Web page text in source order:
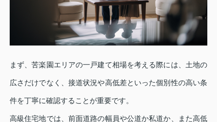
まず、苦楽園エリアの一戸建て相場を考える際には、土地の
広さだけでなく、接道状況や高低差といった個別性の高い条
件を丁寧に確認することが重要です。
高級住宅地では、前面道路の幅員や公道か私道か、また高低